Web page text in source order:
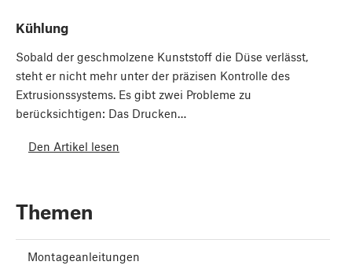
Kühlung
Sobald der geschmolzene Kunststoff die Düse verlässt,
steht er nicht mehr unter der präzisen Kontrolle des
Extrusionssystems. Es gibt zwei Probleme zu
berücksichtigen: Das Drucken…
Den Artikel lesen
Themen
Montageanleitungen